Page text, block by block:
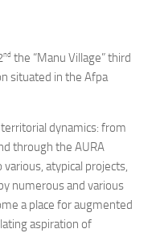
nd the “Manu Village” third
situated in the Afpa
dynamics: from
through the AURA
atypical projects,
numerous and various
a place for augmented
aspiration of